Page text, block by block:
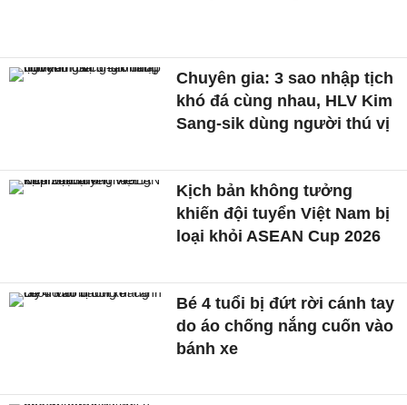
Chuyên gia: 3 sao nhập tịch
khó đá cùng nhau, HLV Kim
Sang-sik dùng người thú vị
Kịch bản không tưởng
khiến đội tuyển Việt Nam bị
loại khỏi ASEAN Cup 2026
Bé 4 tuổi bị đứt rời cánh tay
do áo chống nắng cuốn vào
bánh xe